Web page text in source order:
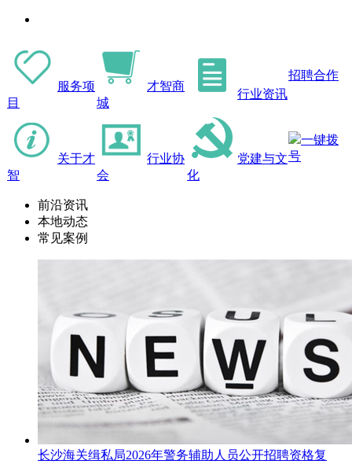
服务项
目
才智商
城
行业资讯
招聘合作
关于才
智
行业协
会
党建与文
化
一键拨
号
前沿资讯
本地动态
常见案例
长沙海关缉私局2026年警务辅助人员公开招聘资格复